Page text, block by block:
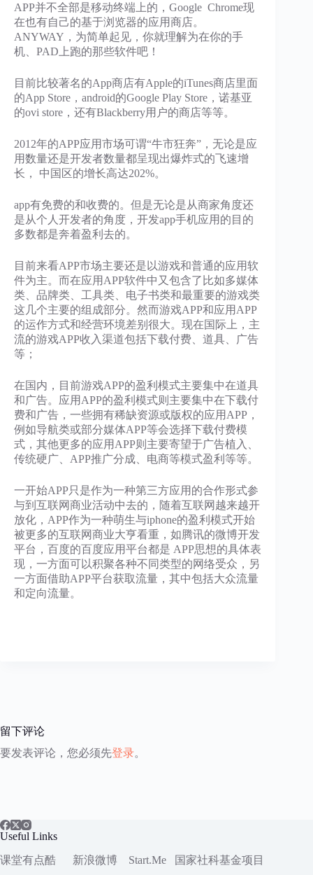
APP并不全部是移动终端上的，Google Chrome现
在也有自己的基于浏览器的应用商店。
ANYWAY，为简单起见，你就理解为在你的手
机、PAD上跑的那些软件吧！
目前比较著名的App商店有Apple的iTunes商店里面
的App Store，android的Google Play Store，诺基亚
的ovi store，还有Blackberry用户的商店等等。
2012年的APP应用市场可谓“牛市狂奔”，无论是应
用数量还是开发者数量都呈现出爆炸式的飞速增
长， 中国区的增长高达202%。
app有免费的和收费的。但是无论是从商家角度还
是从个人开发者的角度，开发app手机应用的目的
多数都是奔着盈利去的。
目前来看APP市场主要还是以游戏和普通的应用软
件为主。而在应用APP软件中又包含了比如多媒体
类、品牌类、工具类、电子书类和最重要的游戏类
这几个主要的组成部分。然而游戏APP和应用APP
的运作方式和经营环境差别很大。现在国际上，主
流的游戏APP收入渠道包括下载付费、道具、广告
等；
在国内，目前游戏APP的盈利模式主要集中在道具
和广告。应用APP的盈利模式则主要集中在下载付
费和广告，一些拥有稀缺资源或版权的应用APP，
例如导航类或部分媒体APP等会选择下载付费模
式，其他更多的应用APP则主要寄望于广告植入、
传统硬广、APP推广分成、电商等模式盈利等等。
一开始APP只是作为一种第三方应用的合作形式参
与到互联网商业活动中去的，随着互联网越来越开
放化，APP作为一种萌生与iphone的盈利模式开始
被更多的互联网商业大亨看重，如腾讯的微博开发
平台，百度的百度应用平台都是 APP思想的具体表
现，一方面可以积聚各种不同类型的网络受众，另
一方面借助APP平台获取流量，其中包括大众流量
和定向流量。
留下评论
要发表评论，您必须先登录。
Useful Links
课堂有点酷
新浪微博 Start.Me 国家社科基金项目